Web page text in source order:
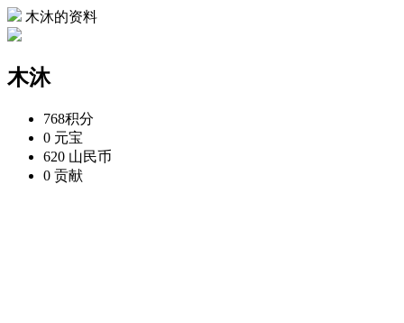
木沐的资料
木沐
768积分
0 元宝
620 山民币
0 贡献